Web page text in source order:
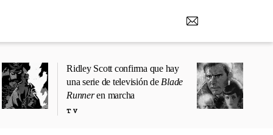
Ridley Scott confirma que hay
una serie de televisión de Blade
Runneren marcha
TV